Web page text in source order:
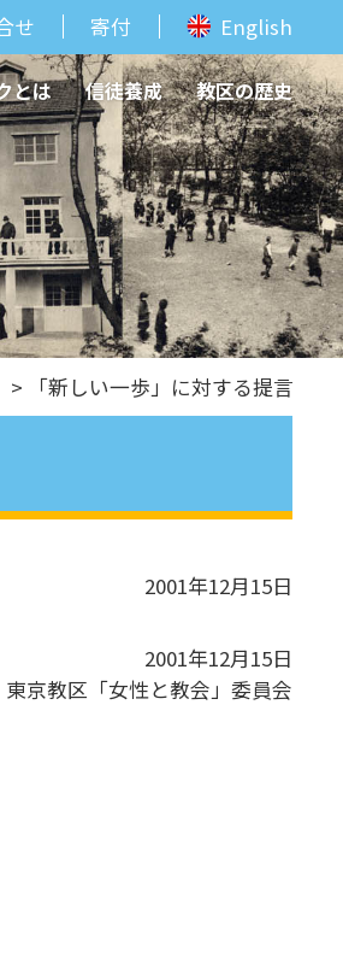
せ 寄付 English
とは 信徒養成 教区の歴史
> 「新しい一歩」に対する提言
2001年12月15日
2001年12月15日
東京教区「女性と教会」委員会